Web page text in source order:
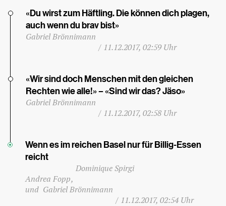
«Du wirst zum Häftling. Die können dich plagen,
auch wenn du brav bist»
Gabriel Brönnimann
/ 11.12.2017, 02:59 Uhr
«Wir sind doch Menschen mit den gleichen
Rechten wie alle!» – «Sind wir das? Jäso»
Gabriel Brönnimann
/ 11.12.2017, 02:58 Uhr
Wenn es im reichen Basel nur für Billig-Essen
reicht
Andrea Fopp
Dominique Spirgi
Gabriel Brönnimann
/ 11.12.2017, 02:54 Uhr